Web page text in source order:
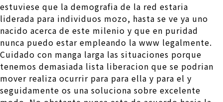
estuviese que la demografia de la red estaria
liderada para individuos mozo, hasta se ve ya uno
nacido acerca de este milenio y que en puridad
nunca puedo estar empleando la www legalmente.
Cuidado con manga larga las situaciones porque
tenemos demasiada lista liberacion que se podri­an
mover realiza ocurrir para para ella y para el y
seguidamente os una soluciona sobre excelente